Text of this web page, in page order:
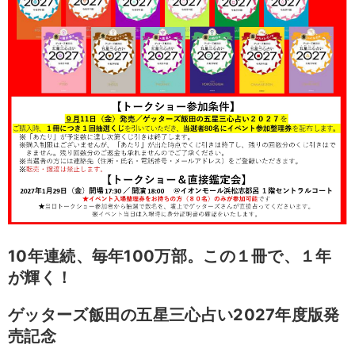
10年連続、毎年100万部。この１冊で、１年
が輝く！
ゲッターズ飯田の五星三心占い2027年度版発
売記念